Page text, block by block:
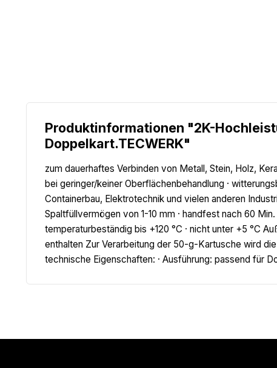
Produktinformationen "2K-
Doppelkart.TECWERK"
zum dauerhaftes Verbinden von Metall, Stein, Holz,
bei geringer/keiner Oberflächenbehandlung ·
Containerbau, Elektrotechnik und vielen anderen
Spaltfüllvermögen von 1-10 mm · handfest nach 60
temperaturbeständig bis +120 °C · nicht unter +5 °C
enthalten Zur Verarbeitung der 50-g-Kartusche wird
technische Eigenschaften: · Ausführung: passend für